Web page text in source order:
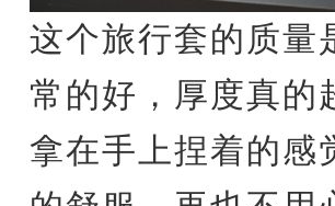
这个旅行套的质量
常的好，厚度真的
拿在手上捏着的感